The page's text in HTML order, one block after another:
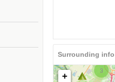
Surrounding info
3
+